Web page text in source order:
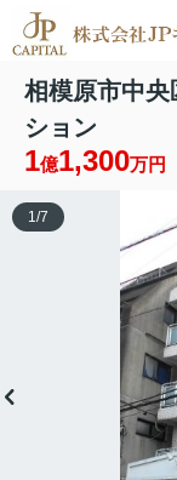
相模原市中
ション
1億1,300万円
1/7